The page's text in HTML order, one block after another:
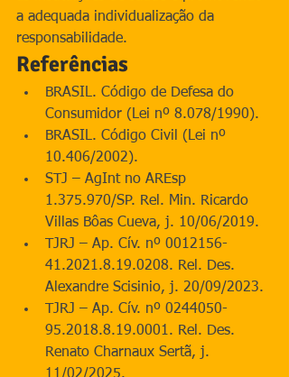
a adequada individualização da
responsabilidade.
Referências
BRASIL. Código de Defesa do
Consumidor (Lei nº 8.078/1990).
BRASIL. Código Civil (Lei nº
10.406/2002).
STJ – AgInt no AREsp
1.375.970/SP. Rel. Min. Ricardo
Villas Bôas Cueva, j. 10/06/2019.
TJRJ – Ap. Cív. nº 0012156-
41.2021.8.19.0208. Rel. Des.
Alexandre Scisinio, j. 20/09/2023.
TJRJ – Ap. Cív. nº 0244050-
95.2018.8.19.0001. Rel. Des.
Renato Char­naux Sertã, j.